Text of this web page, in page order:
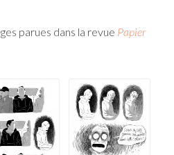
parues dans la revue Papier